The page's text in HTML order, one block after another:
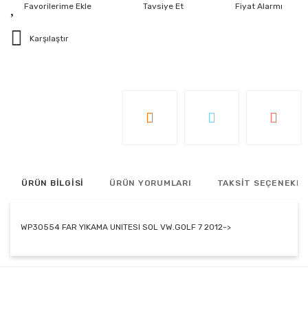
Tavsiye Et Fiyat Alarmı
Karşılaştır
ÜRÜN BİLGİSİ ÜRÜN YORUMLARI TAKSİT
WP30554 FAR YIKAMA UNITESI SOL VW.GOLF 7 2012->